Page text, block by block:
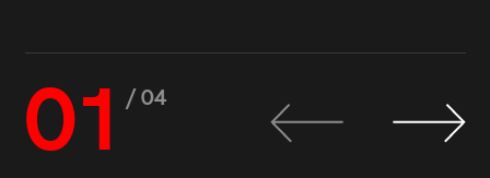
01 / 04